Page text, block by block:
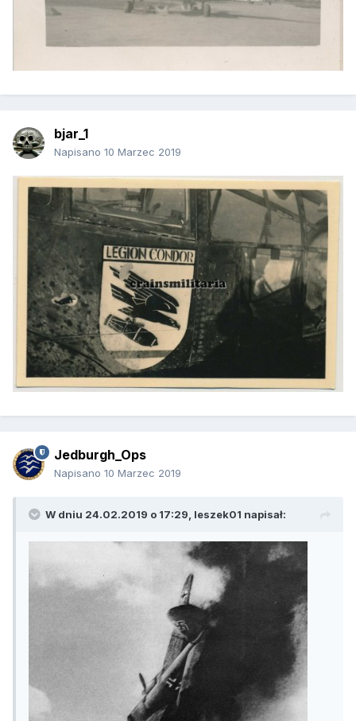
bjar_1
Napisano 10 Marzec 2019
Jedburgh_Ops
Napisano 10 Marzec 2019
W dniu 24.02.2019 o 17:29, leszek01 napisał: